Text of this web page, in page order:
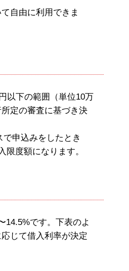
自由に利用できま
以下の範囲（単位10万
定の審査に基づき決
申込みをしたとき
限度額になります。
14.5%です。下表のよ
じて借入利率が決定